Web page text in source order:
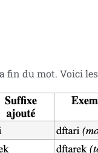
fin du mot. Voici